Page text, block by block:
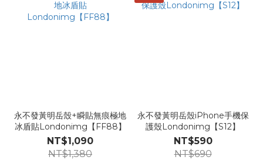
永不發黃明岳殼+瞬貼無痕極地
冰盾貼Londonimg【FF88】
NT$1,090
NT$1,380
永不發黃明岳殼iPhone手機保
護殼Londonimg【S12】
NT$590
NT$690